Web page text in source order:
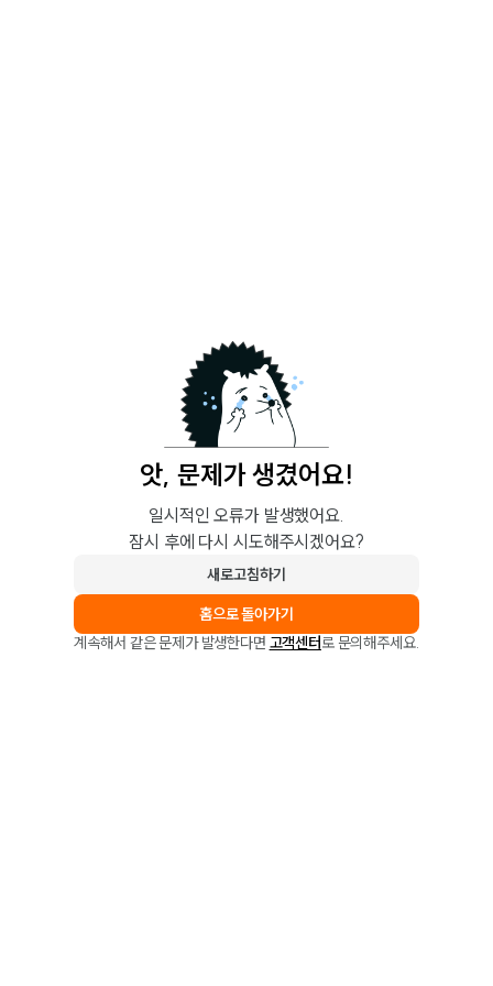
앗, 문제가 생겼어요!
일시적인 오류가 발생했어요.
잠시 후에 다시 시도해주시겠어요?
새로고침하기
홈으로 돌아가기
계속해서 같은 문제가 발생한다면 고객센터로 문의해주세요.